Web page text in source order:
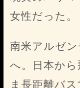
女性だった。
南米アルゼ
へ。日本から
ま長距離バ